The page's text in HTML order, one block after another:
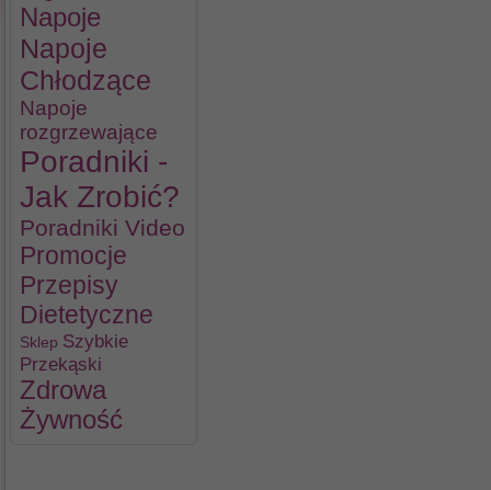
Napoje
Napoje
Chłodzące
Napoje
rozgrzewające
Poradniki -
Jak Zrobić?
Poradniki Video
Promocje
Przepisy
Dietetyczne
Sklep Szybkie
Przekąski
Zdrowa
Żywność